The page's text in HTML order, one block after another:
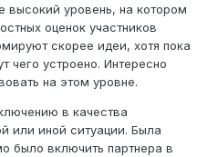
высокий уровень, на котором
оценок участников
скорее идеи, хотя пока
чего устроено. Интересно
на этом уровне.
в качества
или иной ситуации. Была
было включить партнера в